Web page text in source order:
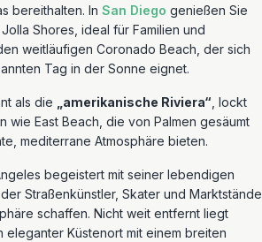
bereithalten. In San Diego genießen Sie
Shores, ideal für Familien und
weitläufigen Coronado Beach, der sich
Tag in der Sonne eignet.
als die „amerikanische Riviera“ , lockt
wie East Beach, die von Palmen gesäumt
mediterrane Atmosphäre bieten.
begeistert mit seiner lebendigen
Straßenkünstler, Skater und Marktstände
schaffen. Nicht weit entfernt liegt
eleganter Küstenort mit einem breiten